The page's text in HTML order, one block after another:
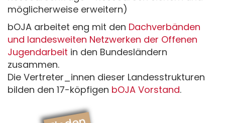
möglicherweise erweitern)
bOJA arbeitet eng mit den Dachverbänden
und landesweiten Netzwerken der Offenen
Jugendarbeit in den Bundesländern
zusammen.
Die Vertreter_innen dieser Landesstrukturen
bilden den 17-köpfigen bOJA Vorstand.